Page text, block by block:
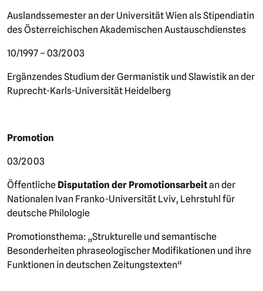
Auslandssemester an der Universität Wien als Stipendiatin
des Österreichischen Akademischen Austauschdienstes
10/1997 – 03/2003
Ergänzendes Studium der Germanistik und Slawistik an der
Ruprecht-Karls-Universität Heidelberg
Promotion
03/2003
Öffentliche Disputation der Promotionsarbeitan der
Nationalen Ivan Franko-Universität Lviv, Lehrstuhl für
deutsche Philologie
Promotionsthema: „Strukturelle und semantische
Besonderheiten phraseologischer Modifikationen und ihre
Funktionen in deutschen Zeitungstexten“